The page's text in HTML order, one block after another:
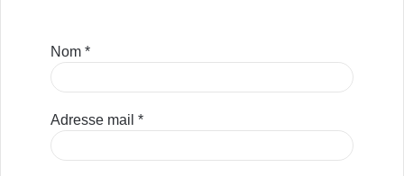
Nom *
Adresse mail *